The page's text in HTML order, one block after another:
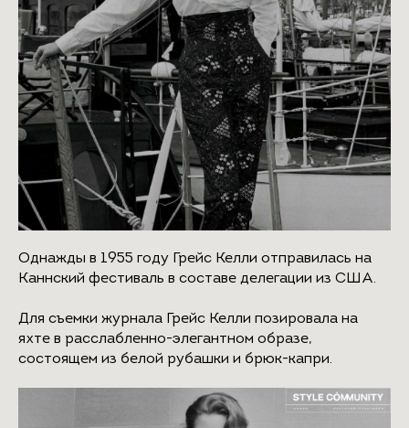
Однажды в 1955 году Грейс Келли отправилась на
Каннский фестиваль в составе делегации из США.
Для съемки журнала Грейс Келли позировала на
яхте в расслабленно-элегантном образе,
состоящем из белой рубашки и брюк-капри.